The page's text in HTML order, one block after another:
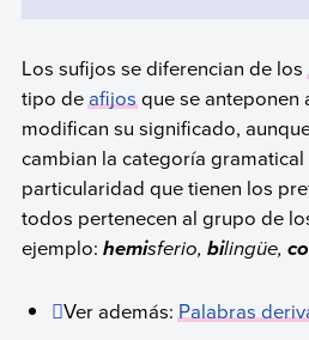
Los sufijos se diferencian de los
tipo deafijosque se anteponen
modifican su significado,
cambian la categoría
particularidad que tienen los
todos pertenecen al grupo de
ejemplo: hemisferio, bilingüe, co
Ver además:Palabras